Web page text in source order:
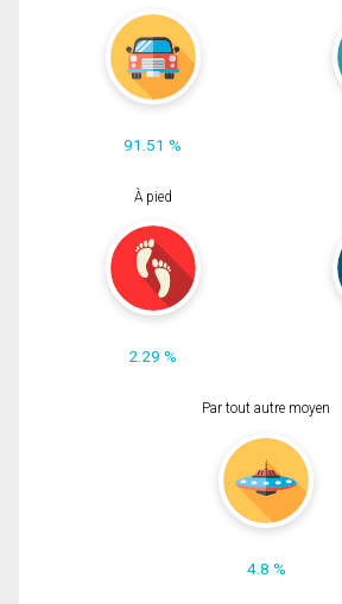
91.51 %
À pied
2.29 %
Par tout autre moyen
4.8 %